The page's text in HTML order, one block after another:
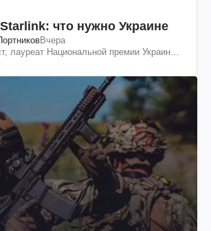
что нужно Украине
Вчера
лауреат Национальной премии Украины